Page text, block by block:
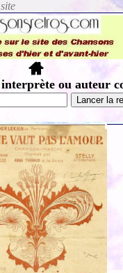
ou auteur